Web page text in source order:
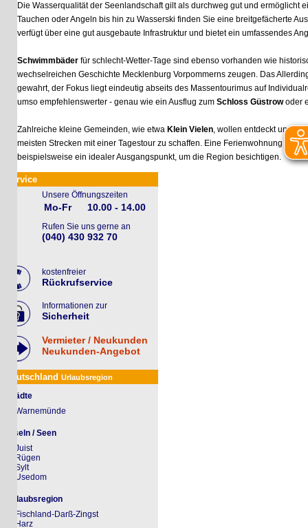
Die Wasserqualität der Seenlandschaft gilt als durchweg gut und ermöglicht eine
Tauchen oder Angeln bis hin zu Wasserski finden Sie eine breitgefächerte
verfügt über eine gut ausgebaute Infrastruktur und bietet ein umfassendes
Schwimmbäderfür schlecht-Wetter-Tage sind ebenso vorhanden wie historische
wechselreichen Geschichte Mecklenburg Vorpommerns zeugen. Das Allerdings
gewahrt, der Fokus liegt eindeutig abseits des Massentourimus auf
umso empfehlenswerter - genau wie ein Ausflug zumSchloss Güstrowoder eine
Zahlreiche kleine Gemeinden, wie etwaKlein Vielen, wollen entdeckt und
meisten Strecken mit einer Tagestour zu schaffen. Eine Ferienwohnung in
beispielsweise ein idealer Ausgangspunkt, um die Region besichtigen.
Unsere Öffnungszeiten
Mo-Fr 10.00 - 14.00
Rufen Sie uns gerne an
(040) 430 932 70
kostenfreier
Rückrufservice
Informationen zur
Sicherheit
Vermieter / Neukunden
Neukunden-Angebot
Urlaubsregion
/ Seen
Darß-Zingst